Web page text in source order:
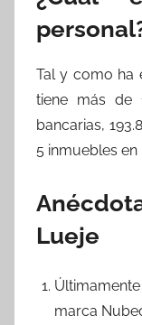
Tal y como ha
tiene más de
bancarias,
5 inmuebles
Lueje
marca